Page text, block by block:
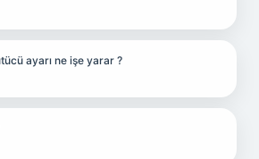
ayarı ne işe yarar ?